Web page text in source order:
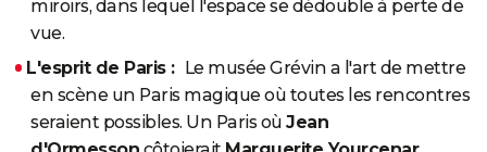
miroirs, dans lequel l'espace se dédouble à perte de
vue.
L'esprit de Paris : Le musée Grévin a l'art de mettre
en scène un Paris magique où toutes les rencontres
seraient possibles. Un Paris où Jean